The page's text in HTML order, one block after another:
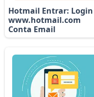
Hotmail Entrar: Login
www.hotmail.com
Conta Email